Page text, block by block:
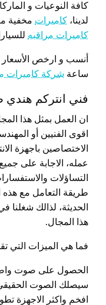
كافة النوعيات و
لدينا، كاميرات مخفية
كاميرات مراقبه
ساعة شركة كاميرات
فني انتركم هندي
ان العمل بمثل هذا
اقوى الفنيين أو
الاختصاصين باجهزة
عمله، الاجابة على جميع
التساؤلات
طريقة التعامل مع هذه
الحديثة، لذالك شغلنا
هذا المجال.
فما هي الميزات التي
الحصول على صوت
سيصلك الصوت الحقيقي
افخم واكثر الاجهزة